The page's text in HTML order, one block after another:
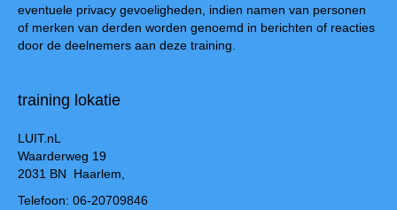
eventuele privacy gevoeligheden, indien namen van personen
of merken van derden worden genoemd in berichten of reacties
door de deelnemers aan deze training.
training lokatie
LUIT.nL
Waarderweg 19
2031 BN Haarlem,
Telefoon: 06-20709846